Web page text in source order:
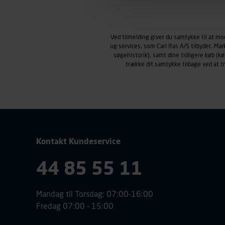
personoplysninger om
klikkes på, sider/indhold
smartphone mv.) samt de
Ved tilmelding giver du samtykke til at
og services, som Carl Ras A/S tilbyder.
søgehistorik), samt dine tidligere køb
trække dit samtykke tilbage ved at
Kontakt Kundeservice
44 85 55 11
Mandag til Torsdag: 07:00-16:00
Fredag 07:00 - 15:00